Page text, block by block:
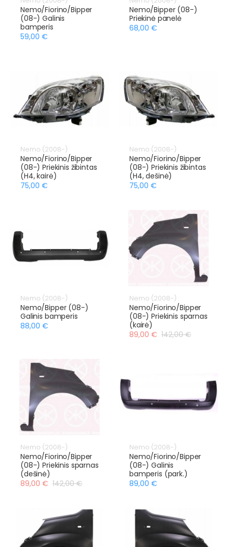
Nemo/Fiorino/Bipper
(08-) Galinis
bamperis
59,00 €
Nemo/Bipper (08-)
Priekinė panelė
68,00 €
Nemo (2008-)
Nemo/Fiorino/Bipper
(08-) Priekinis žibintas
(H4, kairė)
75,00 €
Nemo (2008-)
Nemo/Fiorino/Bipper
(08-) Priekinis žibintas
(H4, dešinė)
75,00 €
Nemo (2008-)
Nemo/Bipper (08-)
Galinis bamperis
88,00 €
Nemo (2008-)
Nemo/Fiorino/Bipper
(08-) Priekinis sparnas
(kairė)
89,00 € 142,00 €
Nemo (2008-)
Nemo/Fiorino/Bipper
(08-) Priekinis sparnas
(dešinė)
89,00 € 142,00 €
Nemo (2008-)
Nemo/Fiorino/Bipper
(08-) Galinis
bamperis (park.)
89,00 €